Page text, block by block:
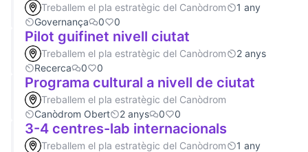
Treballem el pla estratègic del Canòdrom
1 any
Governança
0 0
Pilot guifinet nivell ciutat
Treballem el pla estratègic del Canòdrom
2 anys
Recerca
0 0
Programa cultural a nivell de ciutat
Treballem el pla estratègic del Canòdrom
Canòdrom Obert
2 anys 0 0
3-4 centres-lab internacionals
Treballem el pla estratègic del Canòdrom
1 any